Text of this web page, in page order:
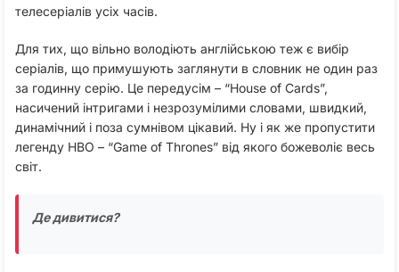
телесеріалів усіх часів.
Для тих, що вільно володіють англійською теж є вибір
серіалів, що примушують заглянути в словник не один раз
за годинну серію. Це передусім – “House of Cards”,
насичений інтригами і незрозумілими словами, швидкий,
динамічний і поза сумнівом цікавий. Ну і як же пропустити
легенду HBO – “Game of Thrones” від якого божеволіє весь
світ.
Де дивитися?